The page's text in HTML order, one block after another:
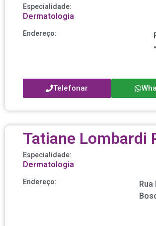
Especialidade:
Dermatologia
Endereço:
•
Telefonar
Tatiane Lombardi
Especialidade:
Dermatologia
Endereço:
Rua